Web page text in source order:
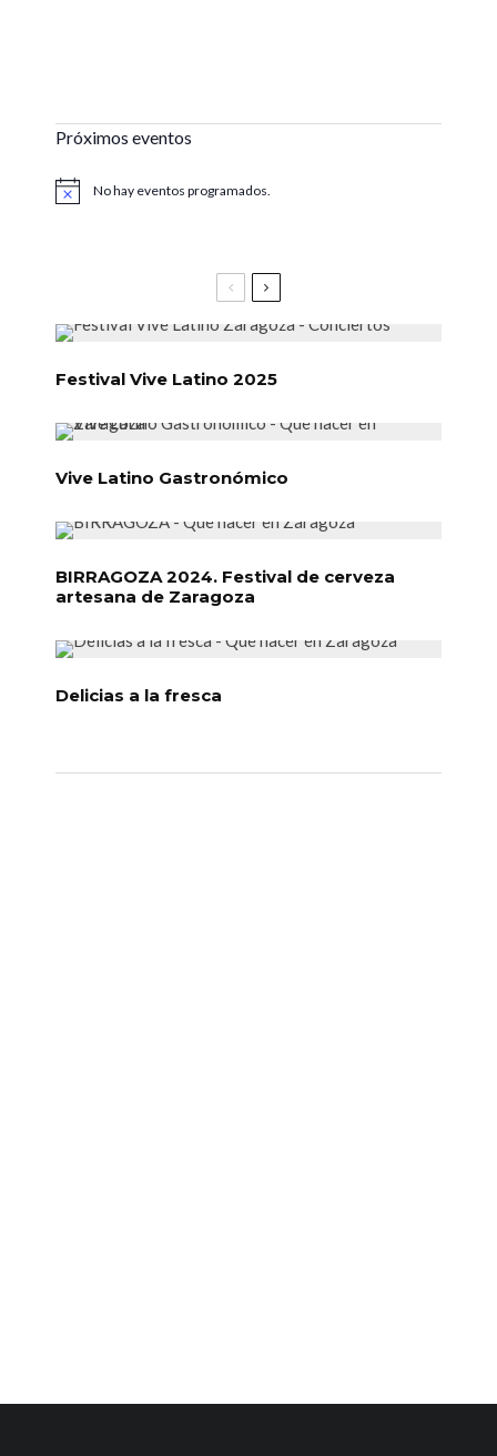
Próximos eventos
Aviso No hay eventos programados.
Festival Vive Latino 2025
Vive Latino Gastronómico
BIRRAGOZA 2024. Festival de cerveza
artesana de Zaragoza
Delicias a la fresca